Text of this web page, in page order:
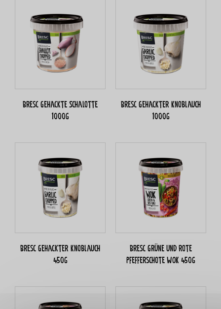
Bresc Gehackte Schalotte
1000g
Bresc Gehackter Knoblauch
1000g
Bresc Gehackter Knoblauch
450g
Bresc Grüne und rote
Pfefferschote WOK 450g